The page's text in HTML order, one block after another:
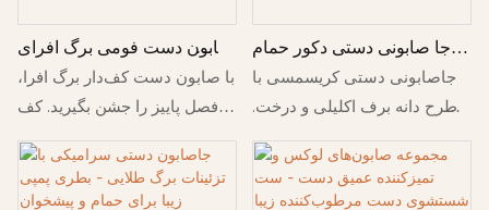
صابون دست فومی برگ افرای
پاییزی - مایع دستشویی
مرطوب کننده با بطری تزئینی
آشپزخانه
با صابون دست کف‌دار برگ افرا،
فصل پاییز را جشن بگیرید. کف
غلیظ آن به آرامی تمیز می‌کند در
حالی که بطری تزئینی پاییزی،
دکوراسیون خانه را در پاییز زیباتر
جا صابونی دستی دکور حمام
مخصوص جشن کریسمس -
طرح دانه برف و درخت براق
جاصابونی دستی کریسمسی با
طرح دانه برف اکلیلی و درخت.
بطری پمپی نقره‌ای تزئینی برای
دکوراسیون حمام و آشپزخانه
جشن.